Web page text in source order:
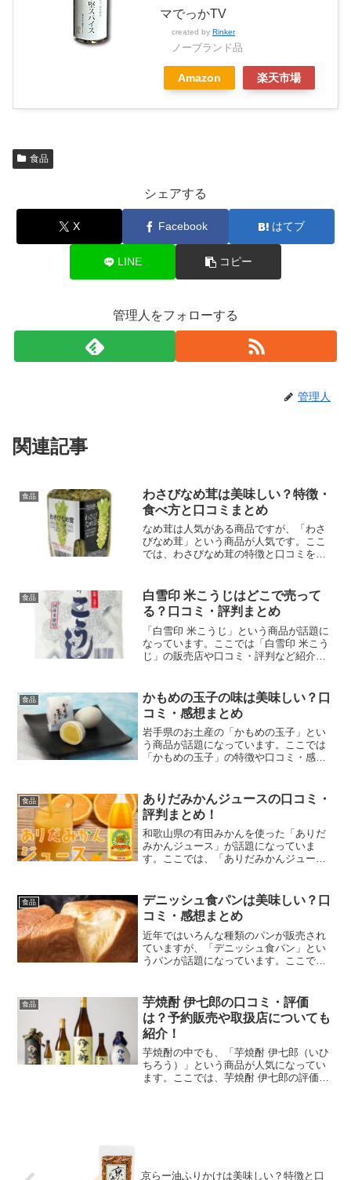
マでっかTV
created by Rinker
ノーブランド品
Amazon 楽天市場
食品
シェアする
X Facebook はてブ
LINE コピー
管理人をフォローする
管理人
関連記事
食品
わさびなめ茸は美味しい？特徴・
食べ方と口コミまとめ
なめ茸は人気がある商品ですが、「わさ
びなめ茸」という商品が人気です。ここ
では、わさびなめ茸の特徴と口コミを紹
食品
白雪印 米こうじはどこで売って
る？口コミ・評判まとめ
「白雪印 米こうじ」という商品が話題に
なっています。ここでは「白雪印 米こう
じ」の販売店や口コミ・評判など紹介し
食品
かもめの玉子の味は美味しい？口
コミ・感想まとめ
岩手県のお土産の「かもめの玉子」とい
う商品が話題になっています。ここでは
「かもめの玉子」の特徴や口コミ・感想
食品
ありだみかんジュースの口コミ・
評判まとめ！
和歌山県の有田みかんを使った「ありだ
みかんジュース」が話題になっていま
す。ここでは、「ありだみかんジュー
食品
デニッシュ食パンは美味しい？口
コミ・感想まとめ
近年ではいろんな種類のパンが販売され
ていますが、「デニッシュ食パン」とい
うパンが話題になっています。ここで
食品
芋焼酎 伊七郎の口コミ・評価
は？予約販売や取扱店についても
紹介！
芋焼酎の中でも、「芋焼酎 伊七郎（いひ
ちろう）」という商品が人気になってい
ます。ここでは、芋焼酎 伊七郎の評価と
京らー油ふりかけは美味しい？特徴と口